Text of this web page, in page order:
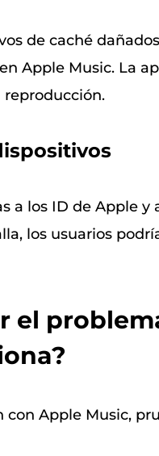
de caché
Apple Music. La
reproducción.
a los ID de Apple y
los usuarios
el
Apple Music,